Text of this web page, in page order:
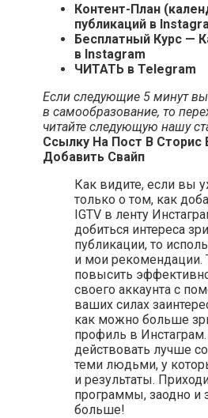
Контент-План
публикаций в
Бесплатный Курс —
в Instagram
ЧИТАТЬ в Telegram
Если следующие 5 минут
в самообразование, то
читайте следующую нашу
Ссылку На Пост В Сторис
Добавить Свайп
Как видите, если вы
только о том, как
IGTV в ленту
добиться интереса
публикации, то
и мои рекомендации.
повысить
своего аккаунта с
ваших силах
как можно больше
профиль в
действовать лучше
теми людьми, у
и результаты.
программы, заодно и
больше!